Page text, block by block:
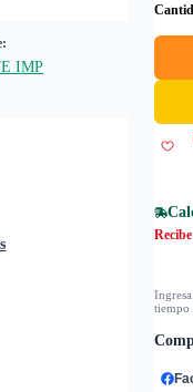
IMP
tiempo